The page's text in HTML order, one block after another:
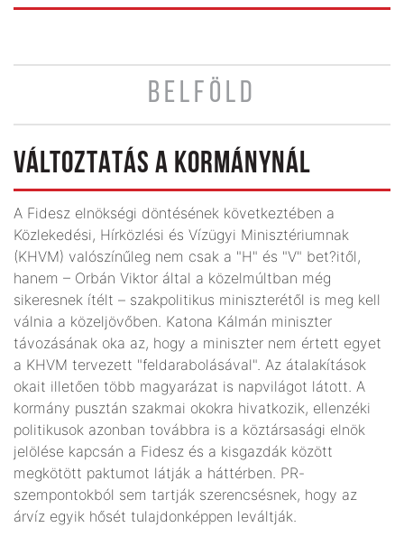
BELFÖLD
VÁLTOZTATÁS A KORMÁNYNÁL
A Fidesz elnökségi döntésének következtében a
Közlekedési, Hírközlési és Vízügyi Minisztériumnak
(KHVM) valószínűleg nem csak a "H" és "V" bet?itől,
hanem – Orbán Viktor által a közelmúltban még
sikeresnek ítélt – szakpolitikus miniszterétől is meg kell
válnia a közeljövőben. Katona Kálmán miniszter
távozásának oka az, hogy a miniszter nem értett egyet
a KHVM tervezett "feldarabolásával". Az átalakítások
okait illetően több magyarázat is napvilágot látott. A
kormány pusztán szakmai okokra hivatkozik, ellenzéki
politikusok azonban továbbra is a köztársasági elnök
jelölése kapcsán a Fidesz és a kisgazdák között
megkötött paktumot látják a háttérben. PR-
szempontokból sem tartják szerencsésnek, hogy az
árvíz egyik hősét tulajdonképpen leváltják.